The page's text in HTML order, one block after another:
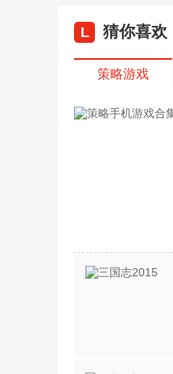
L 猜你喜欢
策略游戏